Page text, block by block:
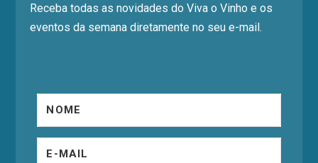
Receba todas as novidades do Viva o Vinho e os
eventos da semana diretamente no seu e-mail.